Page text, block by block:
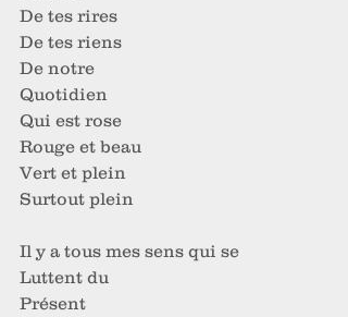
De tes rires
De tes riens
De notre
Quotidien
Qui est rose
Rouge et beau
Vert et plein
Surtout plein
Il y a tous mes sens qui se
Luttent du
Présent